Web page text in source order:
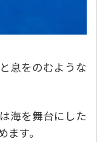
息をのむような
海を舞台にした
す。